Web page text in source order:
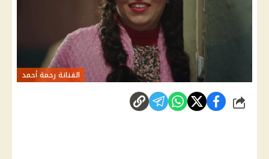
الفنانة رحمة أحمد
شارك